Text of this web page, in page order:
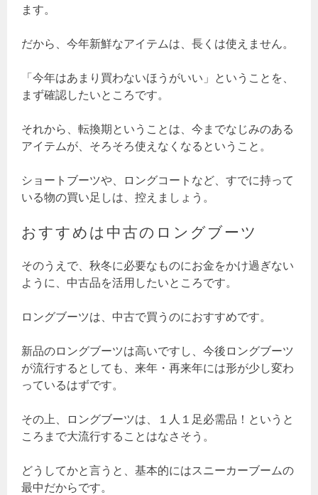
ます。
だから、今年新鮮なアイテムは、長くは使えません。
「今年はあまり買わないほうがいい」ということを、
まず確認したいところです。
それから、転換期ということは、今までなじみのある
アイテムが、そろそろ使えなくなるということ。
ショートブーツや、ロングコートなど、すでに持って
いる物の買い足しは、控えましょう。
おすすめは中古のロングブーツ
そのうえで、秋冬に必要なものにお金をかけ過ぎない
ように、中古品を活用したいところです。
ロングブーツは、中古で買うのにおすすめです。
新品のロングブーツは高いですし、今後ロングブーツ
が流行するとしても、来年・再来年には形が少し変わ
っているはずです。
その上、ロングブーツは、１人１足必需品！というと
ころまで大流行することはなさそう。
どうしてかと言うと、基本的にはスニーカーブームの
最中だからです。